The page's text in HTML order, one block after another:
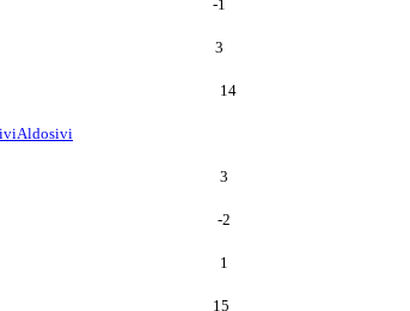
-1
3
14
Aldosivi
3
-2
1
15